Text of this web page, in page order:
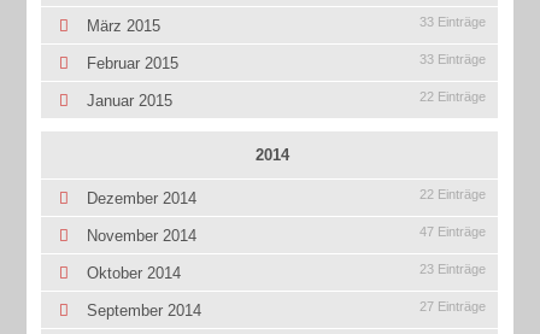
März 2015 33 Einträge
Februar 2015 33 Einträge
Januar 2015 22 Einträge
2014
Dezember 2014 22 Einträge
November 2014 47 Einträge
Oktober 2014 23 Einträge
September 2014 27 Einträge